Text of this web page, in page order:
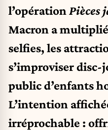
l’opération Pièces
Macron a
selfies, les
s’improviser disc-
public d’enfants
L’intention
irréprochable :